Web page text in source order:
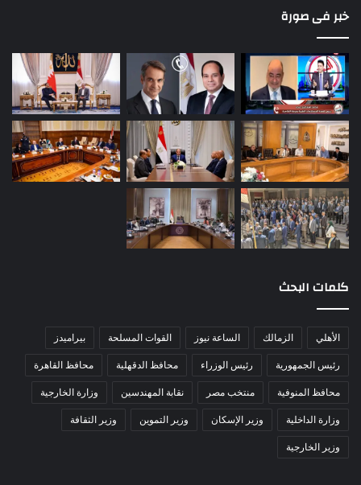
خبر فى صورة
كلمات البحث
الأهلي الزمالك الساعة نيوز القوات المسلحة
بيراميدز
رئيس الجمهورية
رئيس الوزراء محافظ الدقهلية
محافظ القاهرة
محافظ المنوفية
منتخب مصر نقابة المهندسين
وزارة الخارجية
وزارة الداخلية
وزير الإسكان وزير التموين
وزير الثقافة
وزير الخارجية